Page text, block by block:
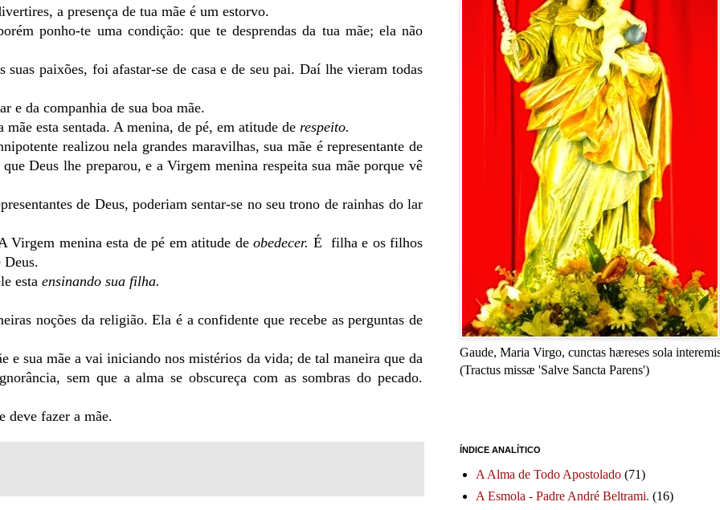
a presença de tua mãe é um estorvo.
ponho-te uma condição: que te desprendas da tua mãe; ela não
paixões, foi afastar-se de casa e de seu pai. Daí lhe vieram todas
e da companhia de sua boa mãe.
esta sentada. A menina, de pé, em atitude de respeito.
realizou nela grandes maravilhas, sua mãe é representante de
Deus lhe preparou, e a Virgem menina respeita sua mãe porque vê
de Deus, poderiam sentar-se no seu trono de rainhas do lar
Virgem menina esta de pé em atitude deobedecer. É filha e os filhos
Deus.
esta ensinando sua filha.
noções da religião. Ela é a confidente que recebe as perguntas de
e sua mãe a vai iniciando nos mistérios da vida; de tal maneira que da
sem que a alma se obscureça com as sombras do pecado.
deve fazer a mãe.
Gaude, Maria Virgo, cunctas hæreses sola
(Tractus missæ 'Salve Sancta Parens')
ÍNDICE ANALÍTICO
A Alma de Todo Apostolado (71)
A Esmola - Padre André Beltrami. (16)